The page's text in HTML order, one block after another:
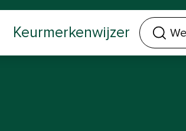
Keurmerkenwijzer
Welk keurmerk of product zoek je?